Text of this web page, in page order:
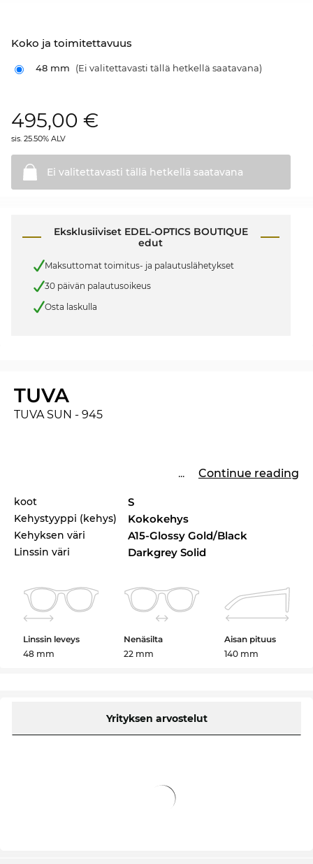
Koko ja toimitettavuus
48 mm (Ei valitettavasti tällä hetkellä saatavana)
495,00 €
sis. 25.50% ALV
Ei valitettavasti tällä hetkellä saatavana
Eksklusiiviset EDEL-OPTICS BOUTIQUE
edut
Maksuttomat toimitus- ja palautuslähetykset
30 päivän palautusoikeus
Osta laskulla
TUVA
TUVA SUN - 945
... Continue reading
koot S
Kehystyyppi (kehys) Kokokehys
Kehyksen väri A15-Glossy Gold/Black
Linssin väri Darkgrey Solid
Linssin leveys
48 mm
Nenäsilta
22 mm
Aisan pituus
140 mm
Yrityksen arvostelut